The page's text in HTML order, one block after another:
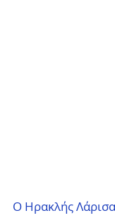
Ο Ηρακλής